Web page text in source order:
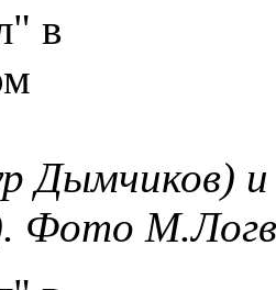
Дымчиков)
Фото